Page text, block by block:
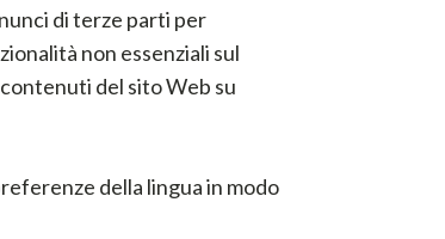
di terze parti per
non essenziali sul
del sito Web su
della lingua in modo